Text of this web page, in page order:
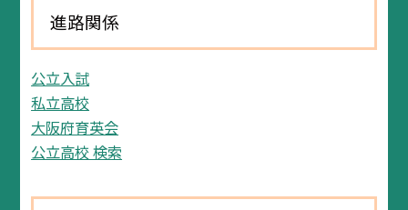
進路関係
公立入試
私立高校
大阪府育英会
公立高校 検索